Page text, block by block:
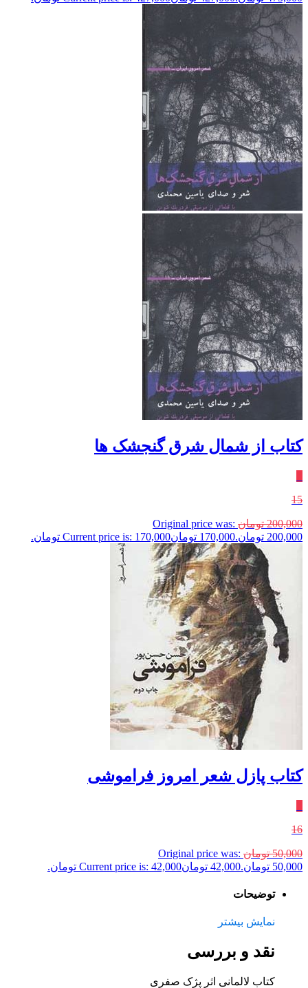
کتاب از شمال شرق گنجشک ها
15
200,000 تومان Original price was:
200,000 تومان.
170,000 تومانCurrent price is: 170,000 تومان.
کتاب پازل شعر امروز فراموشی
16
50,000 تومان Original price was:
50,000 تومان.
42,000 تومانCurrent price is: 42,000 تومان.
توضیحات
نمایش بیشتر
نقد و بررسی
کتاب لالمانی اثر پژک صفری